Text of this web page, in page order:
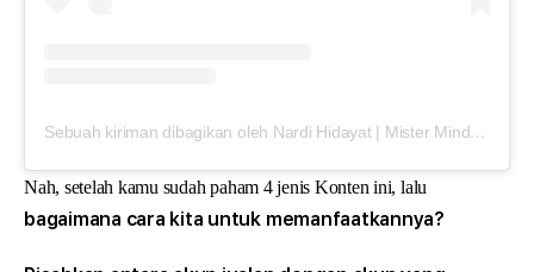
Sebuah kiriman dibagikan oleh Nardi Hidayat | Mister Mindset (@mistermindset.id)
Nah, setelah kamu sudah paham 4 jenis Konten ini, lalu
bagaimana cara kita untuk memanfaatkannya?